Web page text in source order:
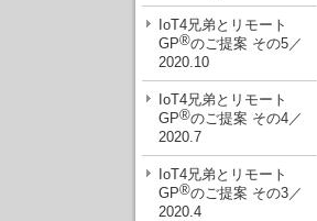
IoT4兄弟とリモート
GP®のご提案 その5／
2020.10
IoT4兄弟とリモート
GP®のご提案 その4／
2020.7
IoT4兄弟とリモート
GP®のご提案 その3／
2020.4